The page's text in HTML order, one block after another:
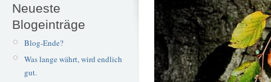
Neueste
Blogeinträge
Blog-Ende?
Was lange währt, wird endlich
gut.